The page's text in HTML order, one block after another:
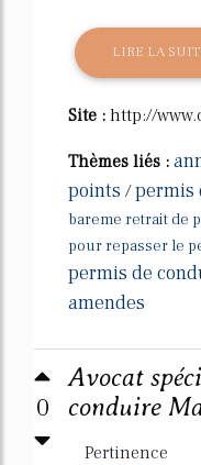
LIRE LA
Site : http://
Thèmes liés :
points /permis
bareme retrait de
pour repasser le
permis de
amendes
0
Avocat
conduire
Pertinence